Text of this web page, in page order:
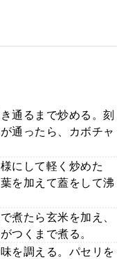
通るまで炒める。刻
通ったら、カボチャ
にして軽く炒めた
を加えて蓋をして沸
煮たら玄米を加え、
つくまで煮る。
を調える。パセリを